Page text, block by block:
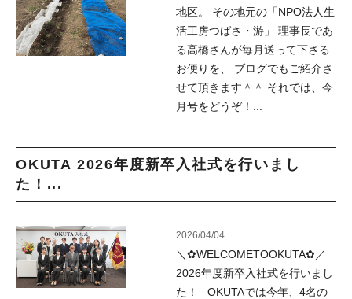
地区。 その地元の「NPO法人生
活工房つばさ・游」 理事長であ
る高橋さんが毎月送って下さる
お便りを、 ブログでもご紹介さ
せて頂きます＾＾ それでは、今
月号をどうぞ！...
OKUTA 2026年度新卒入社式を行いまし
た！...
2026/04/04
＼✿WELCOMETOOKUTA✿／
2026年度新卒入社式を行いまし
た！ OKUTAでは今年、4名の